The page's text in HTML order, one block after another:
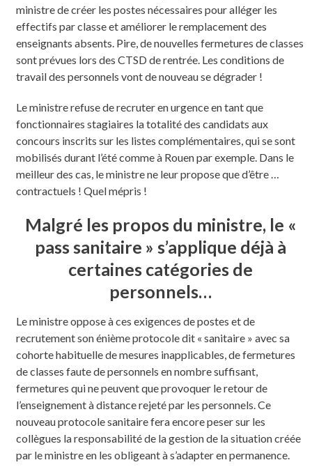
ministre de créer les postes nécessaires pour alléger les
effectifs par classe et améliorer le remplacement des
enseignants absents. Pire, de nouvelles fermetures de classes
sont prévues lors des CTSD de rentrée. Les conditions de
travail des personnels vont de nouveau se dégrader !
Le ministre refuse de recruter en urgence en tant que
fonctionnaires stagiaires la totalité des candidats aux
concours inscrits sur les listes complémentaires, qui se sont
mobilisés durant l’été comme à Rouen par exemple. Dans le
meilleur des cas, le ministre ne leur propose que d’être …
contractuels ! Quel mépris !
Malgré les propos du ministre, le «
pass sanitaire » s’applique déjà à
certaines catégories de
personnels…
Le ministre oppose à ces exigences de postes et de
recrutement son énième protocole dit « sanitaire » avec sa
cohorte habituelle de mesures inapplicables, de fermetures
de classes faute de personnels en nombre suffisant,
fermetures qui ne peuvent que provoquer le retour de
l’enseignement à distance rejeté par les personnels. Ce
nouveau protocole sanitaire fera encore peser sur les
collègues la responsabilité de la gestion de la situation créée
par le ministre en les obligeant à s’adapter en permanence.